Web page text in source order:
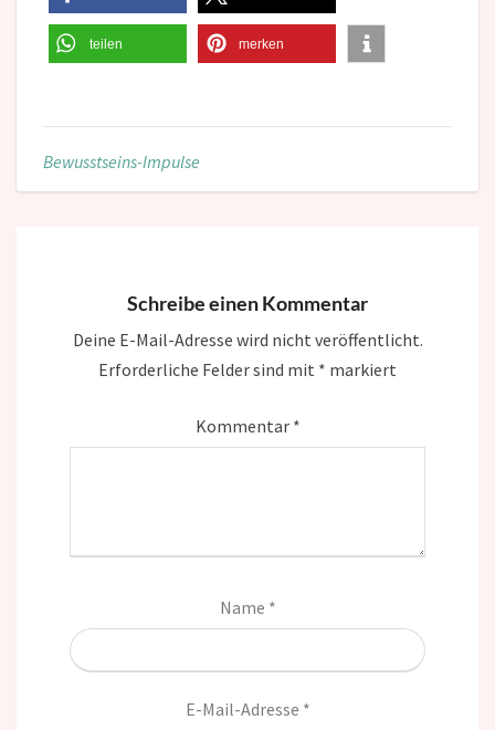
teilen merken
Bewusstseins-Impulse
Schreibe einen Kommentar
Deine E-Mail-Adresse wird nicht veröffentlicht.
Erforderliche Felder sind mit * markiert
Kommentar *
Name *
E-Mail-Adresse *